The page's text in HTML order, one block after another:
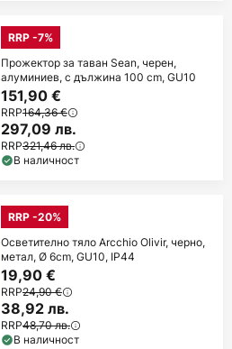
RRP -7%
Прожектор за таван Sean, черен,
алуминиев, с дължина 100 cm, GU10
151,90 €
RRP164,36 €
297,09 лв.
RRP321,46 лв.
В наличност
RRP -20%
Осветително тяло Arcchio Olivir, черно,
метал, Ø 6cm, GU10, IP44
19,90 €
RRP24,90 €
38,92 лв.
RRP48,70 лв.
В наличност